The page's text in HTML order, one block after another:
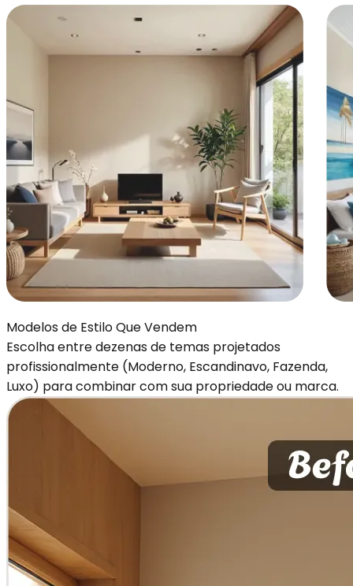
Modelos de Estilo Que Vendem
Escolha entre dezenas de temas projetados
profissionalmente (Moderno, Escandinavo, Fazenda,
Luxo) para combinar com sua propriedade ou marca.